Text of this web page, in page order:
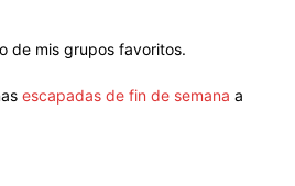
de mis grupos favoritos.
escapadas de fin de semana a